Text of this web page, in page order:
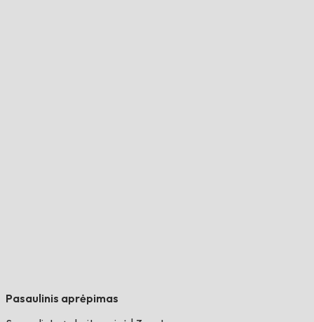
Pasaulinis aprėpimas